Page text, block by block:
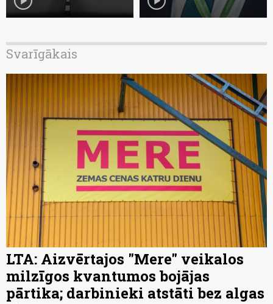
Svarīgākais
LTA: Aizvērtajos "Mere" veikalos
milzīgos kvantumos bojājas
pārtika; darbinieki atstāti bez algas